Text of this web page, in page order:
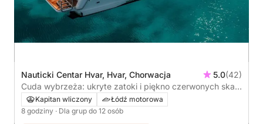
Nauticki Centar Hvar, Hvar, Chorwacja 5.0(42)
Cuda wybrzeża: ukryte zatoki i piękno czerwonych skał
z Hvaru
Kapitan wliczony
Łódź motorowa
8 godziny · Dla grup do 12 osób